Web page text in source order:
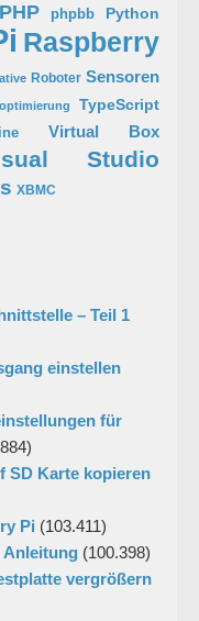
PHP phpbb Python
Raspberry
Roboter Sensoren
TypeScript
Virtual Box
Studio
XBMC
– Teil 1
einstellen
für
SD Karte kopieren
Pi (103.411)
Anleitung (100.398)
vergrößern